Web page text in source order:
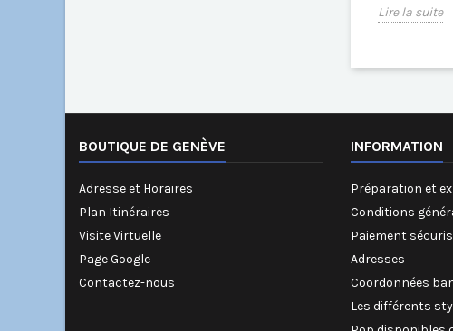
Lire la suite
BOUTIQUE DE GENÈVE
Adresse et Horaires
Plan Itinéraires
Visite Virtuelle
Page Google
Contactez-nous
INFORMATION
Préparation et
Conditions
Paiement
Adresses
Coordonnées
Les différents